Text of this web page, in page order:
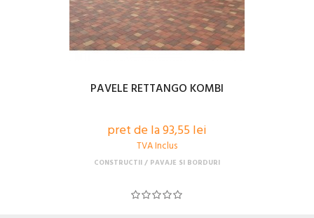
PAVELE RETTANGO KOMBI
pret de la 93,55 lei
TVA Inclus
CONSTRUCTII PAVAJE SI BORDURI